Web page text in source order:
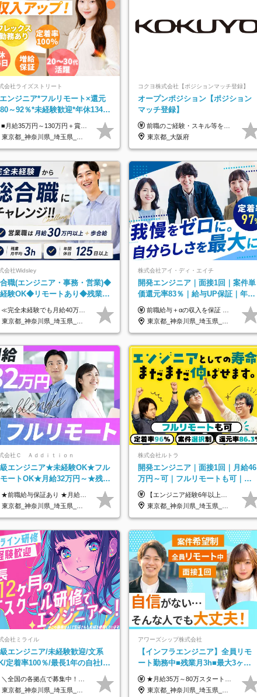
会社ライズストリート
ンジニア*フルリモート×還元
～92％*未経験歓迎*年休134日
給35万～*定着率100%
■月給35万円～130万円＋賞与年2回＋各種手当 ※システムエンジニアの経験をお持ちの方は月給41万円以上＋賞与年2回（108万円～）＋手当 ■単価（年収）アップのチャンスは最大年12回 ※残業代は1分単位で100％全額支給。サービス残業などは一切ありません ※試用期間6ヵ月（試用期間中の待遇・給与に差はありません）
東京都_神奈川県_埼玉県_千葉県_大阪府_愛知県_北海道_青森県_岩手県_宮城県_秋田県_山形県_福島県_茨城県_栃木県_群馬県_新潟県_山梨県_長野県_富山県_石川県_福井県_静岡県_岐阜県_三重県_兵庫県_京都府_滋賀県_奈良県_和歌山県_広島県_岡山県_鳥取県_島根県_山口県_徳島県_香川県_愛媛県_高知県_福岡県_熊本県_佐賀県_長崎県_大分県_宮崎県_鹿児島県_沖縄県
コクヨ株式会社【ポジションマッチ登録】
オープンポジション【ポジション
マッチ登録】
前職のご経験・スキル等を考慮して決定します。
東京都_大阪府
会社Widsley
職(エンジニア・事務・営業)◆
験OK◆リモートあり◆残業月
服装髪型自由
≪完全未経験でも月給40万円以上も可能です！≫ -------------- 【1】ITエンジニア 月給26万円～50万円＋プロジェクト手当＋資格手当 【2】IT事務、営業事務 月給26万円～50万円＋プロジェクト手当＋資格手当 ≪【1】【2】共通≫ ★上記給与には固定残業代20時間分(月3万719円～)を含みます。残業が超過した場合は、追加支給します(残業は月平均3時間とほぼ発生しません。残業がなくても、固定残業代は支給されます) ★試用期間6ヵ月あり（期間中は月給23万1000円～。固定残業代20時間分3万719円～を含む／超過分は別途支給） -------------- 【3】SES営業、SaaS営業 月給30万円以上＋インセンティブ＋各種手当 ★上記給与には固定残業代45時間分(月7万6967円～)を含みます。残業が超過した場合は、追加支給します(残業は月平均3時間とほぼ発生しません。残業がなくても、固定残業代は支給されます) ★試用期間6ヵ月あり(期間中も給与や福利厚生は同じです)
東京都_神奈川県_埼玉県_千葉県_大阪府_愛知県_北海道_青森県_岩手県_宮城県_秋田県_山形県_福島県_茨城県_栃木県_群馬県_新潟県_山梨県_長野県_富山県_石川県_福井県_静岡県_岐阜県_三重県_兵庫県_京都府_滋賀県_奈良県_和歌山県_広島県_岡山県_鳥取県_島根県_山口県_徳島県_香川県_愛媛県_高知県_福岡県_熊本県_佐賀県_長崎県_大分県_宮崎県_鹿児島県_沖縄県
株式会社アイ・ディ・エイチ
開発エンジニア｜面接1回｜案件単
価還元率83％｜給与UP保証｜年休
140日｜在宅利用率9割｜独立支
援・副業制度
前職給与＋αの収入を保証 月給42万円～120万円＋各種手当＋賞与 給与基準が明確かつ高還元です。 一人ひとりが安定した環境のもと、長く活躍できる職場を目指しています。 ※平均年収650万円 ・還元率83％ ・各種手当について 職能手当／職務手当／資格手当／営業手当 など ※前職での経験・能力、給与などを考慮の上、当社規定により優遇いたします ※試用期間あり（3ヶ月／期間中の条件に変動はありません） ※上記金額には固定残業代（78,948円～225,564円/月30時間分）を含みます 超過分は別途全額支給いたします ・年収UPを保証 過去には転職時に〈年収200万円UP〉したエンジニアも在籍しています。入社時だけでなく、入社後も安心の給与水準で働ける環境です。キャリアや技術力が正当に評価されていないと感じていたら、一度面接でお話ししましょう！ 当社では管理職の人数は最低限にし、無駄な管理をしません。その費用削減分を社員の給与に還元しています！
東京都_神奈川県_埼玉県_千葉県_大阪府_愛知県_北海道_青森県_岩手県_宮城県_秋田県_山形県_福島県_茨城県_栃木県_群馬県_新潟県_山梨県_長野県_富山県_石川県_福井県_静岡県_岐阜県_三重県_兵庫県_京都府_滋賀県_奈良県_和歌山県_広島県_岡山県_鳥取県_島根県_山口県_徳島県_香川県_愛媛県_高知県_福岡県_熊本県_佐賀県_長崎県_大分県_宮崎県_鹿児島県_沖縄県
会社Ｃ Ａｄｄｉｔｉｏｎ
エンジニア★未経験OK★フル
モートOK★月給32万円～★残業
＆年休120日以上★副業可
★前職給与保証あり ★月給32万円以上＋インセンティブあり 月給32万円以上＋インセンティブ＋各種手当 ※上記には固定残業代（月30時間・44,400円～）を含みます ※超過分は別途支給します ※試用期間はございません ★＼成果＝あなたの収入／★ 【1】案件単価ー8万円＝あなたの給与 参画したプロジェクトの案件単価から 一律8万円引いた金額があなたの給与です！ （月給例） ■1人称での構築・小規模な詳細設計 案件単価55万円ー8万円＝月給47万円（還元率85.5%） ■大型案件の設計・構築やプロジェクト管理 案件単価90万円ー8万円＝月給82万円（還元率91.1%） ‥‥‥‥‥‥‥‥‥‥‥‥‥‥‥‥‥‥ 【2】月給の他にも豊富なインセンティブあり 全員が月3～13万円のインセンティブをゲットしています！ ≪インセンティブ制度≫ 稼働している現場で増員・交代が発生し、 当社の人員を配属が決定した際に支給。 ◇C Addition正社員が参画 ：実粗利の10%／毎月 ◇協力会社所属の社員が参画：実粗利の30%／毎月 ≪リファラル制度≫ あなたの知り合いが当社のメンバーになった際に、 毎月1人あたり2万円支給します◎ ‥‥‥‥‥‥‥‥‥‥‥‥‥‥‥‥‥‥
東京都_神奈川県_埼玉県_千葉県_大阪府_愛知県_北海道_青森県_岩手県_宮城県_秋田県_山形県_福島県_茨城県_栃木県_群馬県_新潟県_山梨県_長野県_富山県_石川県_福井県_静岡県_岐阜県_三重県_兵庫県_京都府_滋賀県_奈良県_和歌山県_広島県_岡山県_鳥取県_島根県_山口県_徳島県_香川県_愛媛県_高知県_福岡県_熊本県_佐賀県_長崎県_大分県_宮崎県_鹿児島県_沖縄県
株式会社ルトラ
開発エンジニア｜面接1回｜月給46
万円～可｜フルリモートも可｜案
件選択制｜定着率96％以上｜副業
OK｜住宅手当
【エンジニア経験6年以上の方】 月給46万円～100万円（固定残業代含む） ※上記月給には月30時間分の固定残業代（月8万7,400円～月19万円）を含む。超過分は全額支給。 【エンジニア経験4年以上の方】 月給42万円～100万円（固定残業代含む） ※上記月給には月30時間分の固定残業代（月7万9,800円～月19万円）を含む。超過分は全額支給。 【エンジニア経験4年未満の方】 月給38万円～100万円（固定残業代含む） ※上記月給には月30時間分の固定残業代（月7万2,200円～月19万円）を含む。超過分は全額支給。 ※経験、スキル、前職給与などを踏まえて決定。 ◆ルトラの給与制度のポイント！◆ ・社員の95%が入社時に年収UP！最高で300万円UPの実績も ・平均還元率86.3%（交通費・住宅手当・会社負担分の社保も含む） ・人柄やポテンシャルを評価し、スキル以上の希望年収を提示することも ・退職金制度やリファラル手当（平均50万円）あり
東京都_神奈川県_埼玉県_千葉県_大阪府_愛知県_北海道_青森県_岩手県_宮城県_秋田県_山形県_福島県_茨城県_栃木県_群馬県_新潟県_山梨県_長野県_富山県_石川県_福井県_静岡県_岐阜県_三重県_兵庫県_京都府_滋賀県_奈良県_和歌山県_広島県_岡山県_鳥取県_島根県_山口県_徳島県_香川県_愛媛県_高知県_福岡県_熊本県_佐賀県_長崎県_大分県_宮崎県_鹿児島県_沖縄県
会社ミライル
エンジニア/未経験歓迎/文系
定着率100％/最長1年の自社IT
ール研修あり/年休130日
＼全国の各拠点で募集中！／ 給与は以下の通り、勤務地により異なります。 札幌：月給23万円～27万円 仙台：月給22万円～26万円 新潟：月給22万円～26万円 東京：月給26万円～30万円 大阪：月給24万円～29万円 福岡：月給23.5万円～27万円 沖縄：月給21万円～26万円 ◎給与は知識や経験を考慮して決定します。 ◎残業は別途全額支給します。 ◎試用期間12カ月あり（給与は以下の通りです。その他条件に変更はありません） （試用期間の給与） 札幌：月給18.6万円～ 仙台：月給19万円～ 新潟：月給18万円～ 東京：月給22万円～ 大阪：月給20.8万円～ 福岡：月給19万円～ 沖縄：月給18万円～
東京都_神奈川県_埼玉県_千葉県_大阪府_愛知県_北海道_青森県_岩手県_宮城県_秋田県_山形県_福島県_茨城県_栃木県_群馬県_新潟県_山梨県_長野県_富山県_石川県_福井県_静岡県_岐阜県_三重県_兵庫県_京都府_滋賀県_奈良県_和歌山県_広島県_岡山県_鳥取県_島根県_山口県_徳島県_香川県_愛媛県_高知県_福岡県_熊本県_佐賀県_長崎県_大分県_宮崎県_鹿児島県_沖縄県
アワーズシップ株式会社
【インフラエンジニア】全員リモ
ート勤務中■残業月3h■最大3ヶ月
の連休あり■年休126日■20～30代
活躍中！
★月給35万～80万スタートも可 【未経験の方】 ■月給26万～80万＋賞与年2回（年2ヶ月分） 【何かしらのインフラエンジニア経験をお持ちの方】 ■月給35万～80万＋賞与年2回（年2ヶ月分） ※スキル・経験などを考慮し決定します ※試用期間6ヶ月あり。期間中は契約社員となります。その他の待遇に差異はありません（試用期間終了後、昇給の可能性あり） ※上記金額には固定残業代（月30時間分／4万9600円～15万2600円）を含みます。超過分は別途支給いたします。 ＼頑張りはインセンティブで還元！／ クライアントに貢献度を評価され、当社のエンジニアが追加で案件に参画することになるなど、会社にとって利益になる行動はしっかり評価します。 会社の成長に貢献できていることを実感でき、「もっと頑張ろう」と思える体制づくりを整えています！
東京都_神奈川県_埼玉県_千葉県_大阪府